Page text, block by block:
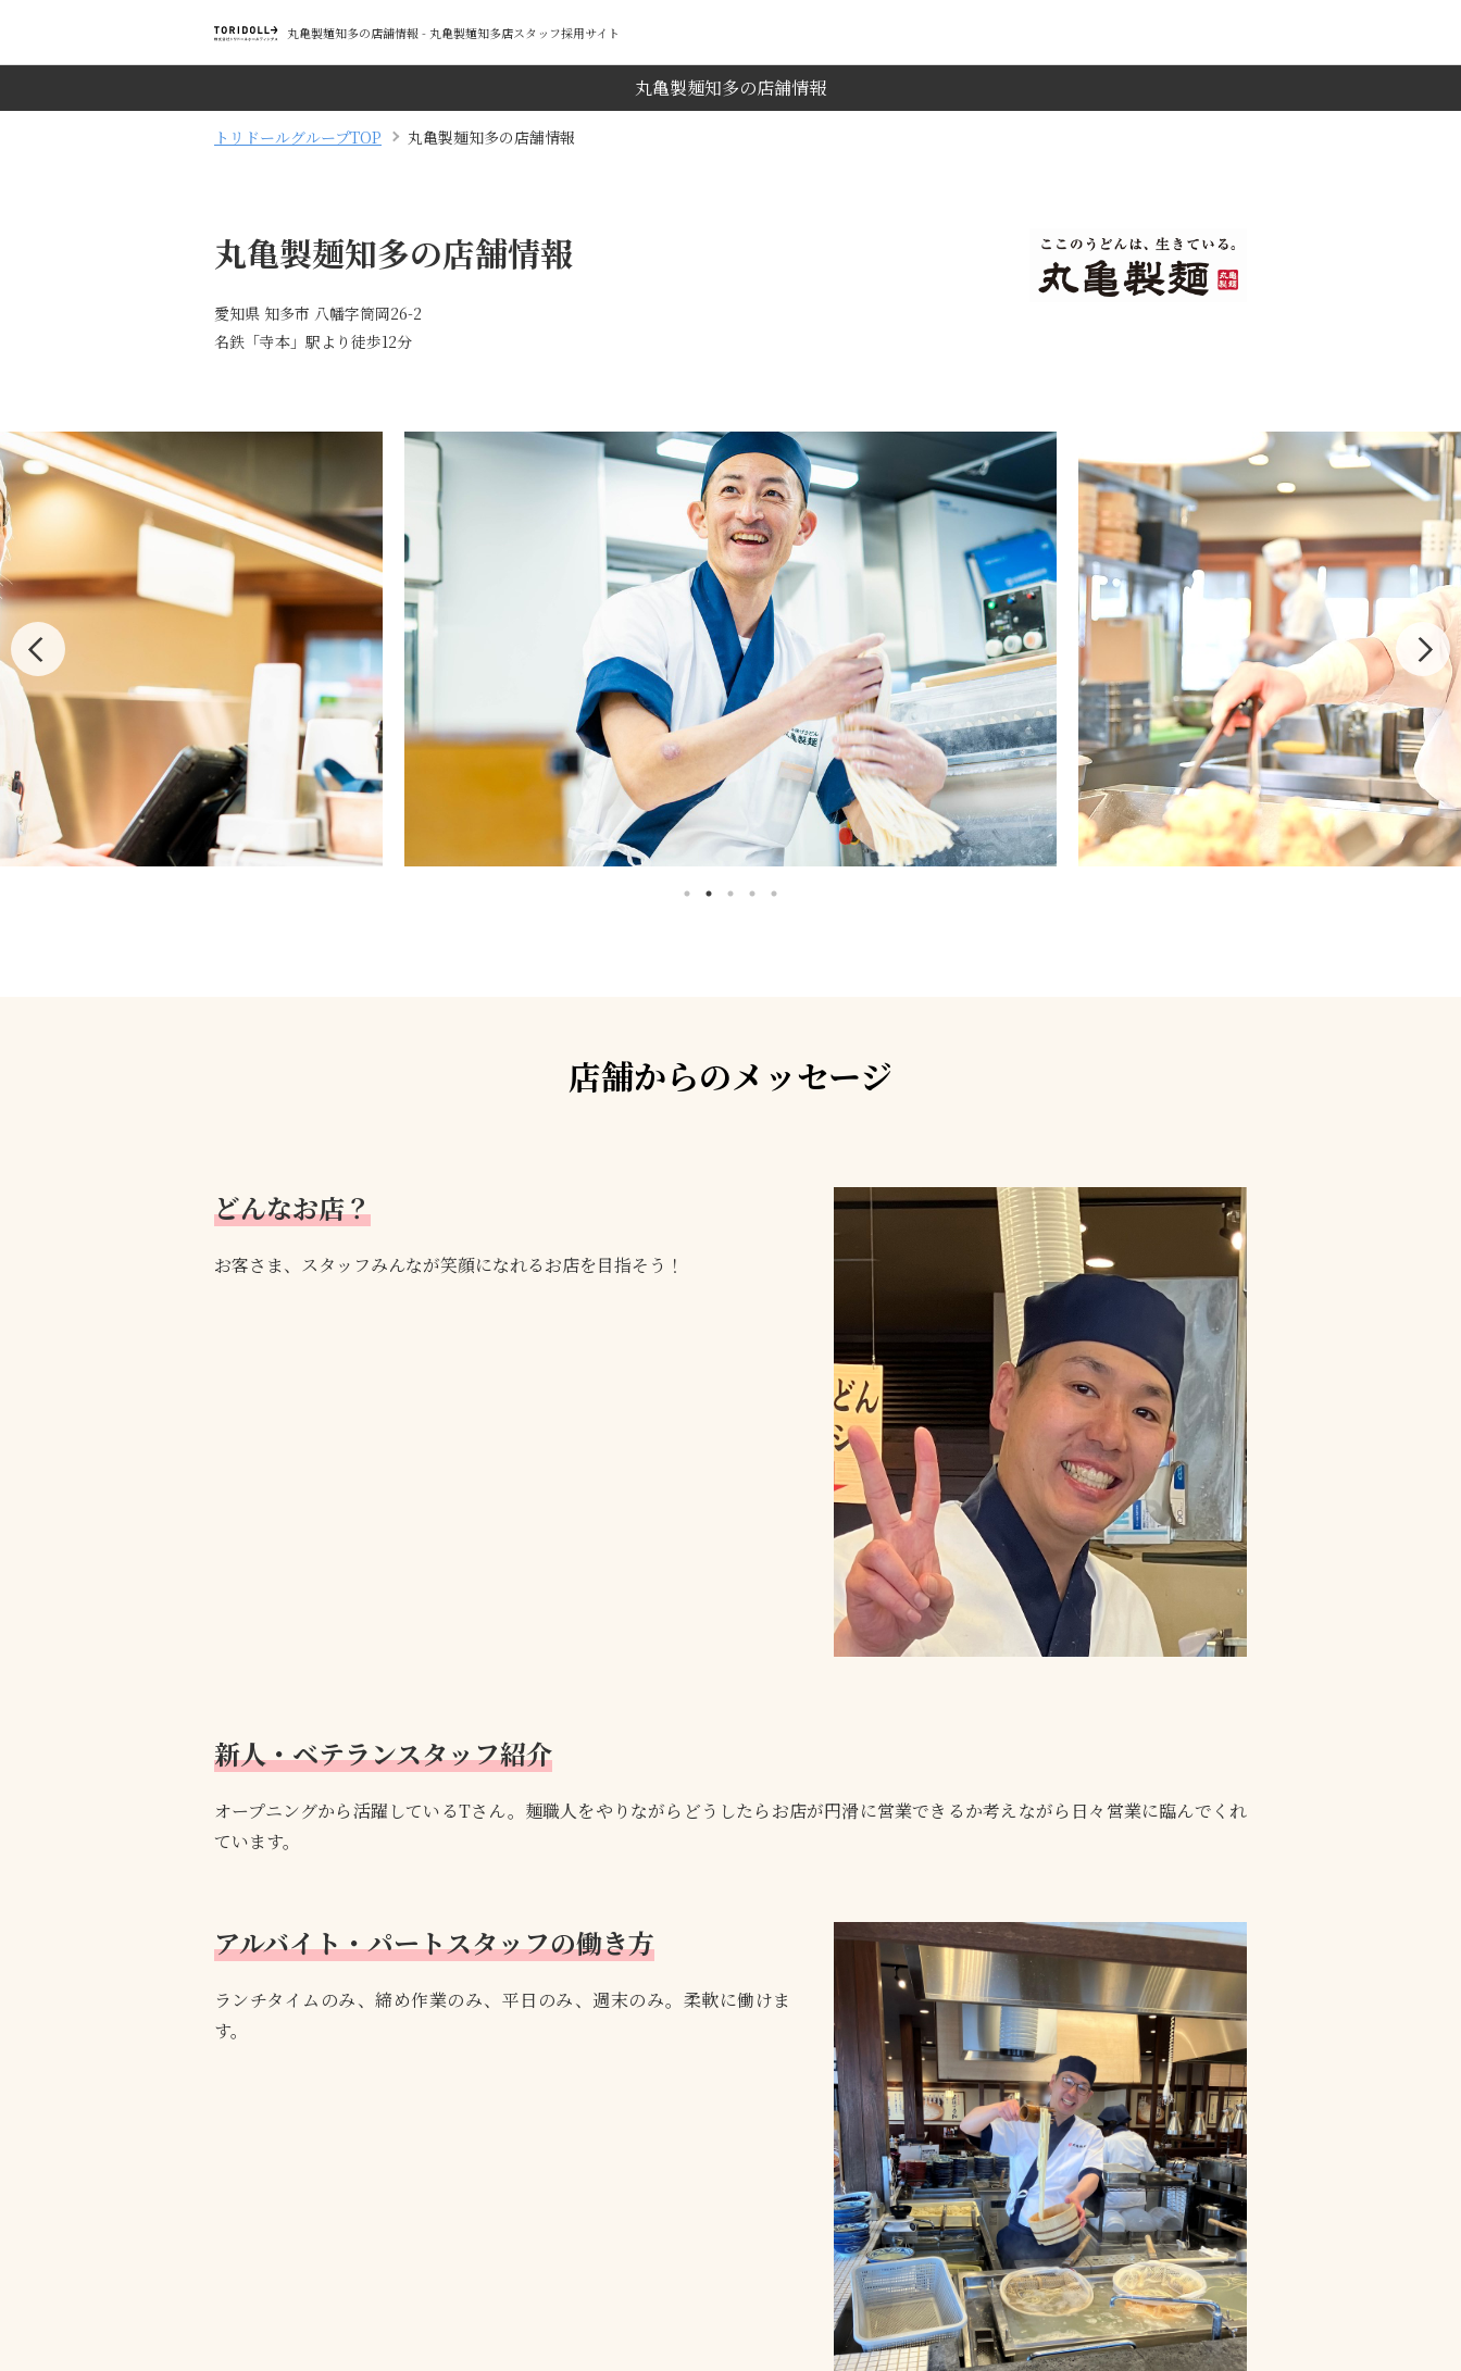
丸亀製麺知多の店舗情報 - 丸亀製麺知多店スタッフ採用サイト
丸亀製麺知多の店舗情報
トリドールグループTOP 丸亀製麺知多の店舗情報
丸亀製麺知多の店舗情報
愛知県 知多市 八幡字筒岡26-2
名鉄「寺本」駅より徒歩12分
店舗からのメッセージ
どんなお店？
お客さま、スタッフみんなが笑顔になれるお店を目指そう！
新人・ベテランスタッフ紹介
オープニングから活躍しているTさん。麺職人をやりながらどうしたらお店が円滑に営業できるか考えながら日々営業に臨んでくれ
ています。
アルバイト・パートスタッフの働き方
ランチタイムのみ、締め作業のみ、平日のみ、週末のみ。柔軟に働けま
す。